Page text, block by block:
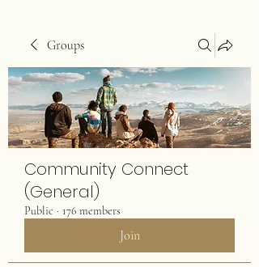
Groups
Community Connect
(General)
Public · 176 members
Join